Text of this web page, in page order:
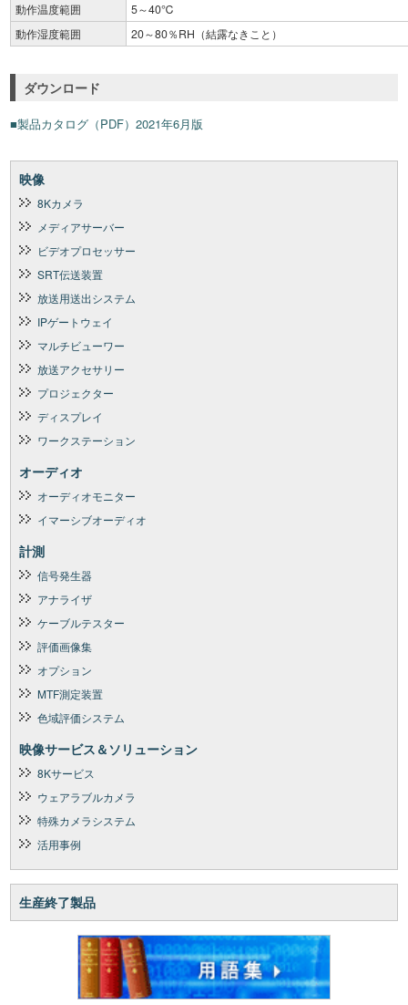
動作温度範囲
5～40℃
動作湿度範囲
20～80％RH（結露なきこと）
質量
ダウンロード
■製品カタログ（PDF）2021年6月版
映像
8Kカメラ
メディアサーバー
ビデオプロセッサー
SRT伝送装置
放送用送出システム
IPゲートウェイ
マルチビューワー
放送アクセサリー
プロジェクター
ディスプレイ
ワークステーション
オーディオ
オーディオモニター
イマーシブオーディオ
計測
信号発生器
アナライザ
ケーブルテスター
評価画像集
オプション
MTF測定装置
色域評価システム
映像サービス＆ソリューション
8Kサービス
ウェアラブルカメラ
特殊カメラシステム
活用事例
生産終了製品